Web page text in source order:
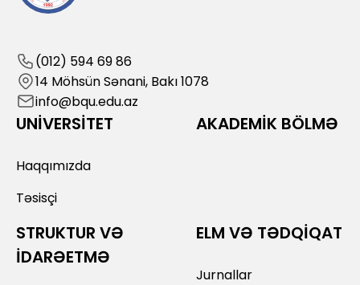
(012) 594 69 86
14 Möhsün Sənani, Bakı 1078
info@bqu.edu.az
UNİVERSİTET
Haqqımızda
Təsisçi
AKADEMİK BÖLMƏ
STRUKTUR VƏ
İDARƏETMƏ
ELM VƏ TƏDQİQAT
Jurnallar